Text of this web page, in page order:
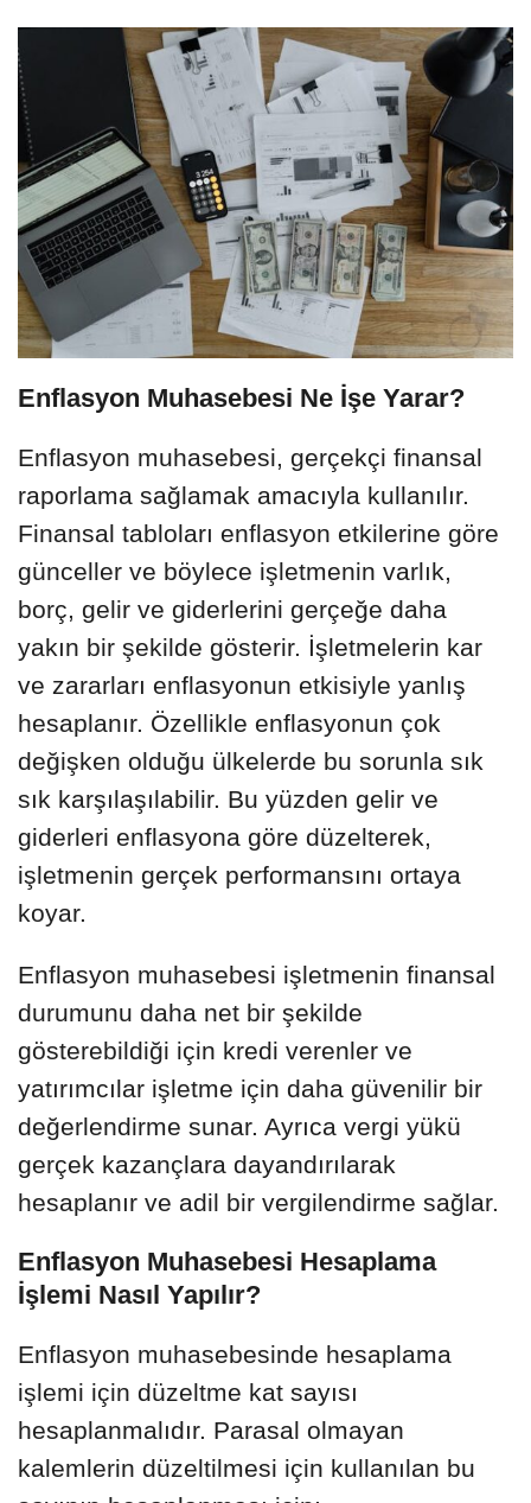
Enflasyon Muhasebesi Ne İşe Yarar?
Enflasyon muhasebesi, gerçekçi finansal
raporlama sağlamak amacıyla kullanılır.
Finansal tabloları enflasyon etkilerine göre
günceller ve böylece işletmenin varlık,
borç, gelir ve giderlerini gerçeğe daha
yakın bir şekilde gösterir. İşletmelerin kar
ve zararları enflasyonun etkisiyle yanlış
hesaplanır. Özellikle enflasyonun çok
değişken olduğu ülkelerde bu sorunla sık
sık karşılaşılabilir. Bu yüzden gelir ve
giderleri enflasyona göre düzelterek,
işletmenin gerçek performansını ortaya
koyar.
Enflasyon muhasebesi işletmenin finansal
durumunu daha net bir şekilde
gösterebildiği için kredi verenler ve
yatırımcılar işletme için daha güvenilir bir
değerlendirme sunar. Ayrıca vergi yükü
gerçek kazançlara dayandırılarak
hesaplanır ve adil bir vergilendirme sağlar.
Enflasyon Muhasebesi Hesaplama
İşlemi Nasıl Yapılır?
Enflasyon muhasebesinde hesaplama
işlemi için düzeltme kat sayısı
hesaplanmalıdır. Parasal olmayan
kalemlerin düzeltilmesi için kullanılan bu